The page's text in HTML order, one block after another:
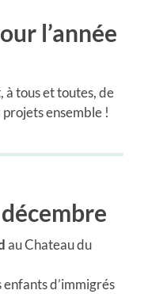
l’année
à tous et toutes, de
ensemble !
au Chateau du
enfants d’immigrés